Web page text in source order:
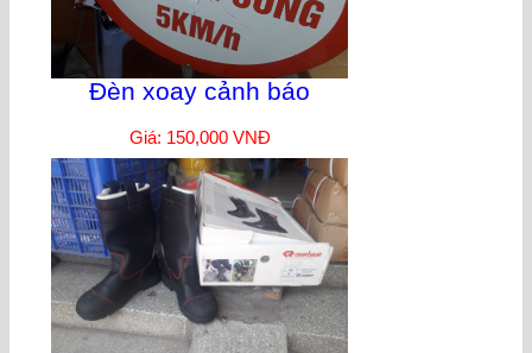
Đèn xoay cảnh báo
Giá: 150,000 VNĐ